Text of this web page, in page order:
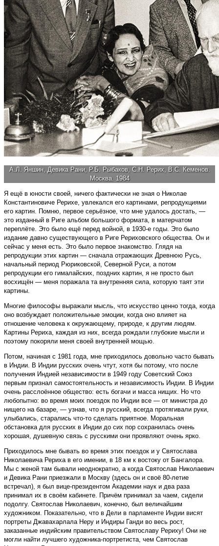
А.Л. Яншин, Девика Рани, Р.Б. Рыбаков, С.Н. Рерих, В.С. Кеменов.
Москва. 1984
Я ещё в юности своей, ничего фактически не зная о Николае
Константиновиче Рерихе, увлекался его картинами, репродукциями
его картин. Помню, первое серьёзное, что мне удалось достать, —
это изданный в Риге альбом большого формата, в матерчатом
переплёте. Это было ещё перед войной, в 1930-е годы. Это было
издание давно существующего в Риге Рериховского общества. Он и
сейчас у меня есть. Это было первое знакомство. Глядя на
репродукции этих картин — сначала отражающих Древнюю Русь,
начальный период Рюриковской, Северной Руси, а потом
репродукции его гималайских, поздних картин, я не просто был
восхищён — меня поражала та внутренняя сила, которую таят эти
картины.
Многие философы выражали мысль, что искусство ценно тогда, когда
оно возбуждает положительные эмоции, когда оно влияет на
отношение человека к окружающему, природе, к другим людям.
Картины Рериха, каждая из них, всегда рождали глубокие мысли и
поэтому покоряли меня своей внутренней мощью.
Потом, начиная с 1981 года, мне приходилось довольно часто бывать
в Индии. В Индии русских очень чтут, хотя бы потому, что после
получения Индией независимости в 1949 году Советский Союз
первым признал самостоятельность и независимость Индии. В Индии
очень расслоённое общество: есть богачи и масса нищих. Но что
любопытно: во время моих поездок по Индии все — от министра до
нищего на базаре, — узнав, что я русский, всегда протягивали руки,
улыбались, старались что-то сделать приятное. Моральная
обстановка для русских в Индии до сих пор сохранилась очень
хорошая, душевную связь с русскими они проявляют очень ярко.
Приходилось мне бывать во время этих поездок и у Святослава
Николаевича Рериха в его имении, в 18 км к востоку от Бангалора.
Мы с женой там бывали неоднократно, а когда Святослав Николаевич
и Девика Рани приезжали в Москву (здесь он и своё 80-летие
встречал), я был вице-президентом Академии наук и два раза
принимал их в своём кабинете. Причём принимал за чаем, сидели
подолгу. Святослав Николаевич, конечно, был величайшим
художником. Показательно, что в Дели в парламенте Индии висят
портреты Джавахарлала Неру и Индиры Ганди во весь рост,
заказанные индийским правительством Святославу Рериху! Они не
могли найти лучшего художника-портретиста, чем Святослав